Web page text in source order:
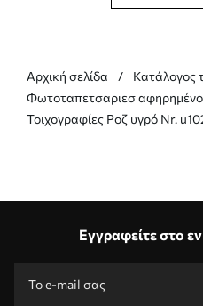
Αρχική σελίδα
Κατάλογος
Φωτοταπετσαριεσ αφηρημένο
Τοιχογραφίες Ροζ υγρό Nr.
Εγγραφείτε στο